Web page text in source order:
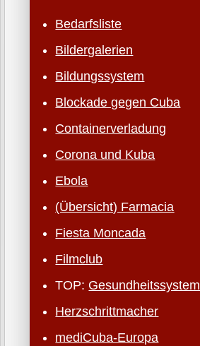
Bedarfsliste
Bildergalerien
Bildungssystem
Blockade gegen Cuba
Containerverladung
Corona und Kuba
Ebola
(Übersicht) Farmacia
Fiesta Moncada
Filmclub
TOP: Gesundheits­system
Herzschritt­macher
mediCuba-Europa